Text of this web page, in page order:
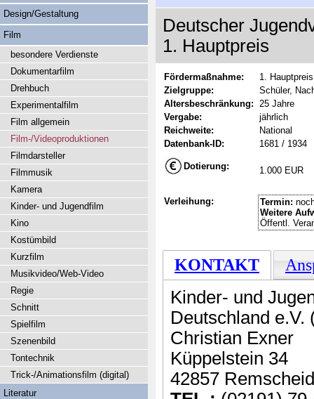
Deutscher
1. Hauptpreis
Fördermaßnahme:
1.
Zielgruppe:
Schüler,
Altersbeschränkung: 25 Jahre
Vergabe:
jährlich
Reichweite:
National
Datenbank-ID:
1681 / 1934
Dotierung: 1.000 EUR
Verleihung: Termin:
Weitere
Öffentl.
KONTAKT
Kinder- und
Deutschland e.V.
Christian Exner
Küppelstein 34
42857 Remscheid
Design/Gestaltung
Film
besondere Verdienste
Dokumentarfilm
Drehbuch
Experimentalfilm
Film allgemein
Film-/Videoproduktionen
Filmdarsteller
Filmmusik
Kamera
Kinder- und Jugendfilm
Kino
Kostümbild
Kurzfilm
Musikvideo/Web-Video
Regie
Schnitt
Spielfilm
Szenenbild
Tontechnik
Trick-/Animationsfilm (digital)
Literatur